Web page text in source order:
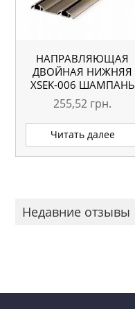
НАПРАВЛЯЮЩАЯ
ДВОЙНАЯ НИЖНЯЯ
ХSEK-006 ШАМПАНЬ
L=5.1М ОРИГИНАЛ
255,52 грн.
Читать далее
Недавние отзывы